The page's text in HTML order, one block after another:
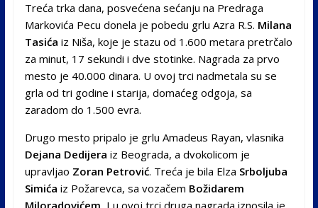
Treća trka dana, posvećena sećanju na Predraga
Markovića Pecu donela je pobedu grlu Azra R.S. Milana
Tasića iz Niša, koje je stazu od 1.600 metara pretrčalo
za minut, 17 sekundi i dve stotinke. Nagrada za prvo
mesto je 40.000 dinara. U ovoj trci nadmetala su se
grla od tri godine i starija, domaćeg odgoja, sa
zaradom do 1.500 evra.
Drugo mesto pripalo je grlu Amadeus Rayan, vlasnika
Dejana Dedijera iz Beograda, a dvokolicom je
upravljao Zoran Petrović. Treća je bila Elza Srboljuba
Simića iz Požarevca, sa vozačem Božidarem